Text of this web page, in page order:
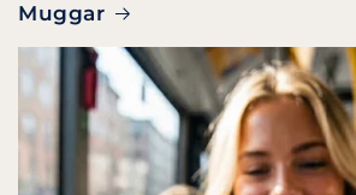
Muggar